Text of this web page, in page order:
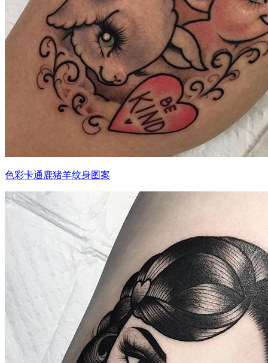
色彩卡通鹿猪羊纹身图案